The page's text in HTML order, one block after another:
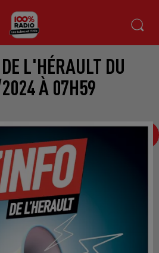
L'HÉRAULT DU
À 07H59